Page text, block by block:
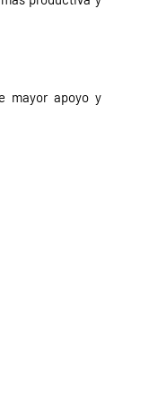
mayor apoyo y